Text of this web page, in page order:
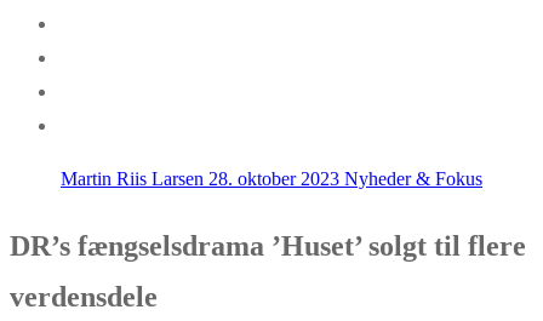
Martin Riis Larsen 28. oktober 2023 Nyheder & Fokus
DR’s fængselsdrama ’Huset’ solgt til flere
verdensdele